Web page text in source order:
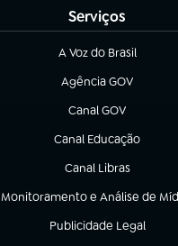
Serviços
A Voz do Brasil
(abre em nova aba)
Agência GOV
(abre em nova aba)
Canal GOV
(abre em nova aba)
Canal Educação
(abre em nova aba)
Canal Libras
(abre em nova aba)
Monitoramento e Análise de
(abre em nova aba)
Publicidade Legal
(abre em nova aba)